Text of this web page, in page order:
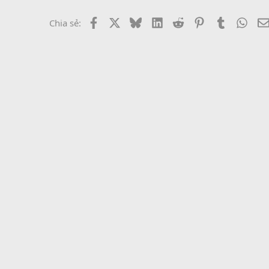
Chia sẻ: Facebook BlueskyLinkedIn
Reddit PinterestTumblr